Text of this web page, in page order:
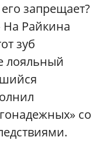
запрещает?
На Райкина
зуб
лояльный
со